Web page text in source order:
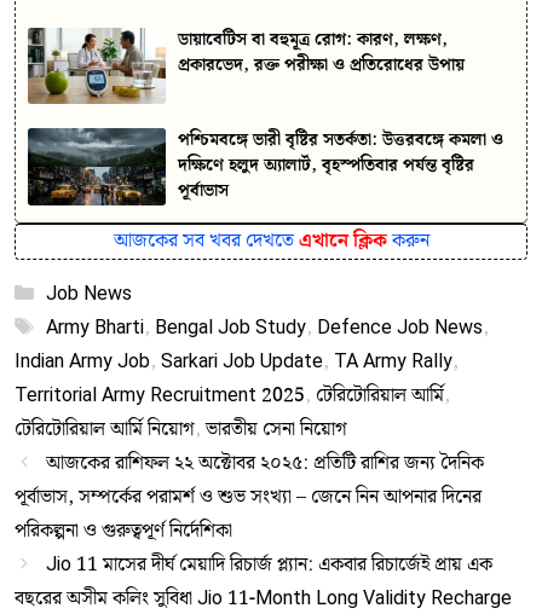
ডায়াবেটিস বা বহুমূত্র রোগ: কারণ, লক্ষণ,
প্রকারভেদ, রক্ত পরীক্ষা ও প্রতিরোধের উপায়
পশ্চিমবঙ্গে ভারী বৃষ্টির সতর্কতা: উত্তরবঙ্গে কমলা ও
দক্ষিণে হলুদ অ্যালার্ট, বৃহস্পতিবার পর্যন্ত বৃষ্টির
পূর্বাভাস
আজকের সব খবর দেখতেএখানে ক্লিককরুন
Categories
Job News
Tags
Army Bharti, Bengal Job Study, Defence Job News,
Indian Army Job, Sarkari Job Update, TA Army Rally,
Territorial Army Recruitment 2025, টেরিটোরিয়াল আর্মি,
টেরিটোরিয়াল আর্মি নিয়োগ,ভারতীয় সেনা নিয়োগ
আজকের রাশিফল ২২ অক্টোবর ২০২৫: প্রতিটি রাশির জন্য দৈনিক
পূর্বাভাস, সম্পর্কের পরামর্শ ও শুভ সংখ্যা – জেনে নিন আপনার দিনের
পরিকল্পনা ও গুরুত্বপূর্ণ নির্দেশিকা
Jio 11 মাসের দীর্ঘ মেয়াদি রিচার্জ প্ল্যান: একবার রিচার্জেই প্রায় এক
বছরের অসীম কলিং সুবিধা Jio 11-Month Long Validity Recharge